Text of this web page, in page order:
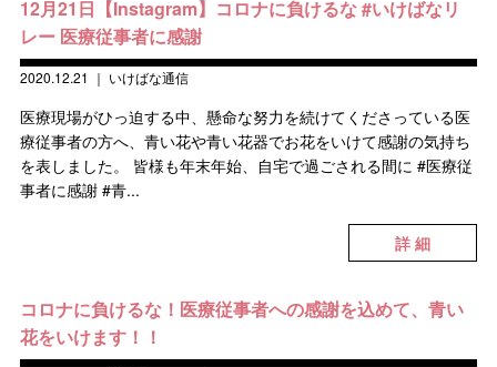
12月21日【Instagram】コロナに負けるな #いけばなリ
レー 医療従事者に感謝
2020.12.21 ｜ いけばな通信
医療現場がひっ迫する中、懸命な努力を続けてくださっている医
療従事者の方へ、青い花や青い花器でお花をいけて感謝の気持ち
を表しました。 皆様も年末年始、自宅で過ごされる間に #医療従
事者に感謝 #青...
詳 細
コロナに負けるな！医療従事者への感謝を込めて 、青い
花をいけます！！